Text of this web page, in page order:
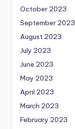
October 2023
September 2023
August 2023
July 2023
June 2023
May 2023
April 2023
March 2023
February 2023